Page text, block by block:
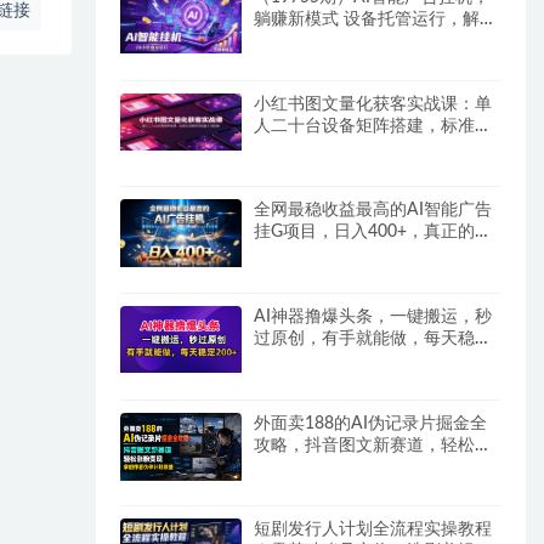
接
躺赚新模式 设备托管运行，解放
小红书图文量化获客实战课：单
人二十台设备矩阵搭建，标准化
全网最稳收益最高的AI智能广告
挂G项目，日入400+，真正的躺
AI神器撸爆头条，一键搬运，秒
过原创，有手就能做，每天稳定
外面卖188的AI伪记录片掘金全
攻略，抖音图文新赛道，轻松涨
短剧发行人计划全流程实操教程